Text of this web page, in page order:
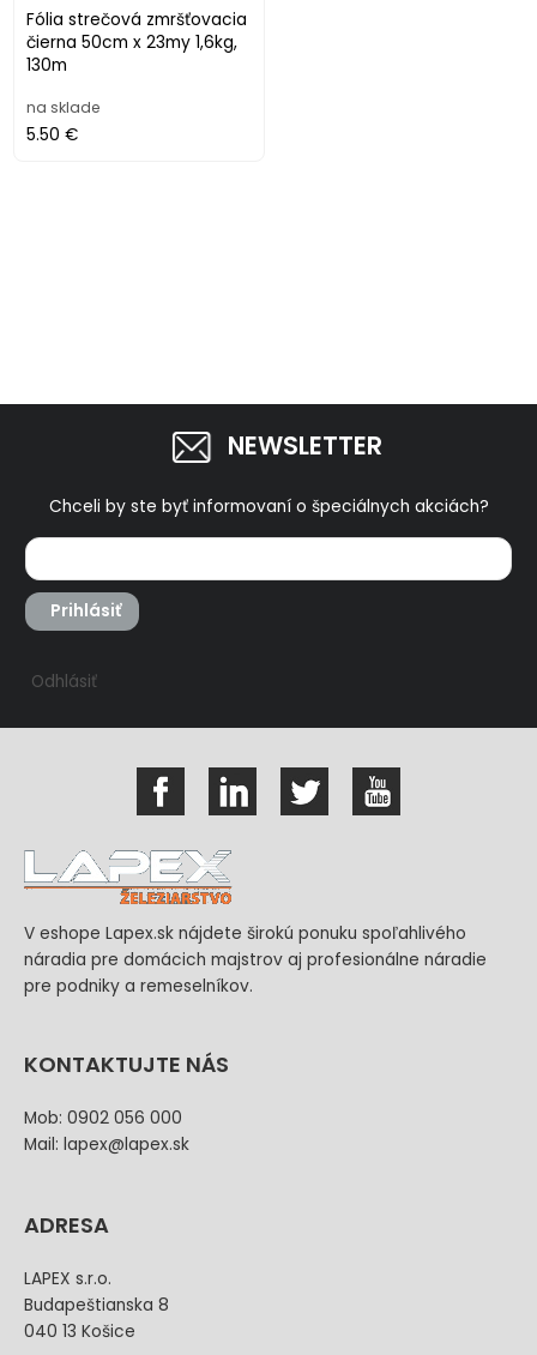
Fólia strečová zmršťovacia
čierna 50cm x 23my 1,6kg,
130m
na sklade
5.50 €
NEWSLETTER
Chceli by ste byť informovaní o špeciálnych akciách?
Prihlásiť
Odhlásiť
V eshope Lapex.sk nájdete širokú ponuku spoľahlivého
náradia pre domácich majstrov aj profesionálne náradie
pre podniky a remeselníkov.
KONTAKTUJTE NÁS
Mob: 0902 056 000
Mail: lapex@lapex.sk
ADRESA
LAPEX s.r.o.
Budapeštianska 8
040 13 Košice